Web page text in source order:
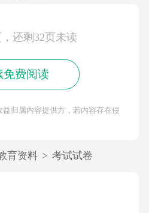
还剩32页未读
免费阅读
归属内容提供方，若内容存在侵
育资料 > 考试试卷